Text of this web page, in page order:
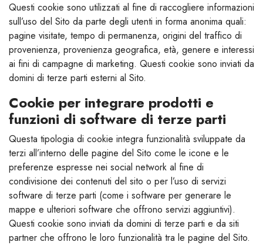
Questi cookie sono utilizzati al fine di raccogliere informazioni
sull’uso del Sito da parte degli utenti in forma anonima quali:
pagine visitate, tempo di permanenza, origini del traffico di
provenienza, provenienza geografica, età, genere e interessi
ai fini di campagne di marketing. Questi cookie sono inviati da
domini di terze parti esterni al Sito.
Cookie per integrare prodotti e
funzioni di software di terze parti
Questa tipologia di cookie integra funzionalità sviluppate da
terzi all’interno delle pagine del Sito come le icone e le
preferenze espresse nei social network al fine di
condivisione dei contenuti del sito o per l’uso di servizi
software di terze parti (come i software per generare le
mappe e ulteriori software che offrono servizi aggiuntivi).
Questi cookie sono inviati da domini di terze parti e da siti
partner che offrono le loro funzionalità tra le pagine del Sito.